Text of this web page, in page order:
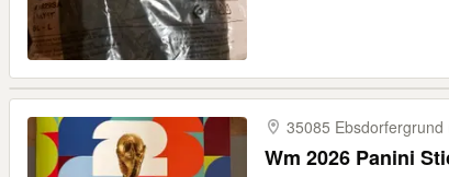
35085 Ebsdorfergrund
Wm 2026 Panini